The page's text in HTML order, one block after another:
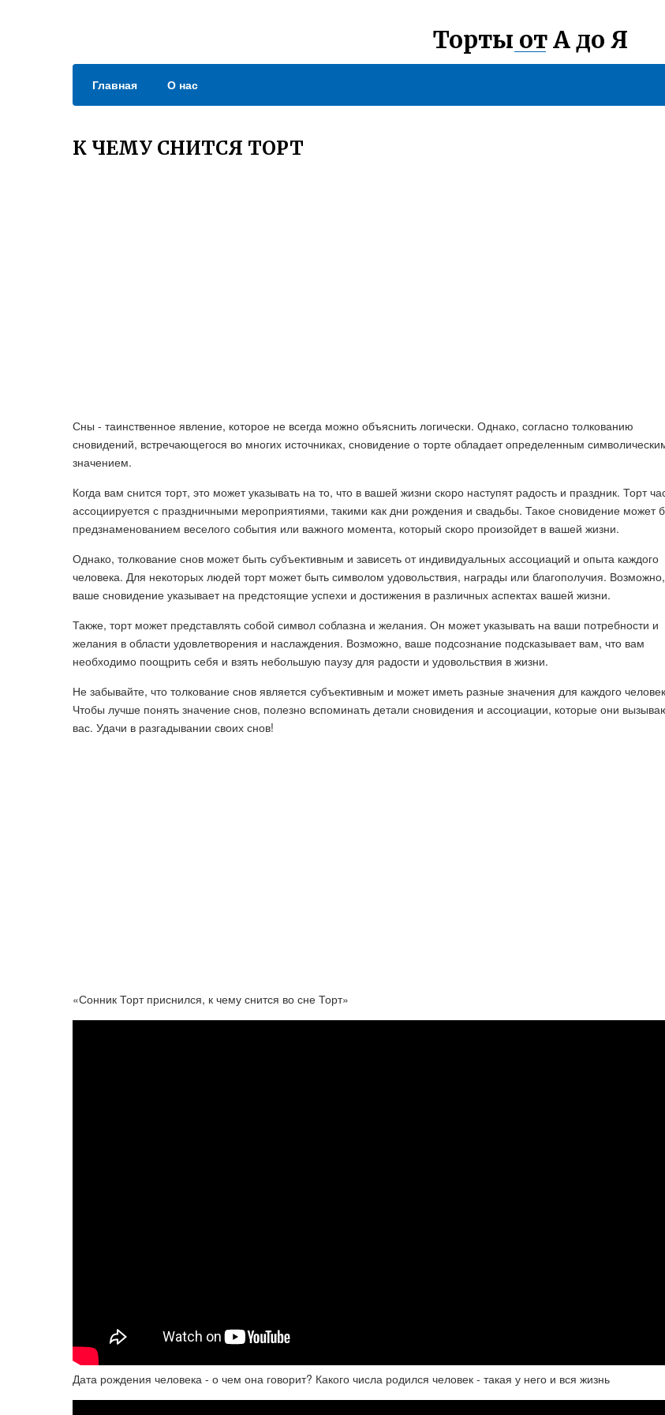
Торты от А до Я
Главная О нас
К ЧЕМУ СНИТСЯ ТОРТ
Сны - таинственное явление, которое не всегда можно объяснить логически. Однако, согласно толкованию
сновидений, встречающегося во многих источниках, сновидение о торте обладает определенным
значением.
Когда вам снится торт, это может указывать на то, что в вашей жизни скоро наступят радость и праздник. Торт
ассоциируется с праздничными мероприятиями, такими как дни рождения и свадьбы. Такое сновидение может
предзнаменованием веселого события или важного момента, который скоро произойдет в вашей жизни.
Однако, толкование снов может быть субъективным и зависеть от индивидуальных ассоциаций и опыта каждого
человека. Для некоторых людей торт может быть символом удовольствия, награды или благополучия. Возможно,
ваше сновидение указывает на предстоящие успехи и достижения в различных аспектах вашей жизни.
Также, торт может представлять собой символ соблазна и желания. Он может указывать на ваши потребности и
желания в области удовлетворения и наслаждения. Возможно, ваше подсознание подсказывает вам, что вам
необходимо поощрить себя и взять небольшую паузу для радости и удовольствия в жизни.
Не забывайте, что толкование снов является субъективным и может иметь разные значения для каждого
Чтобы лучше понять значение снов, полезно вспоминать детали сновидения и ассоциации, которые они
вас. Удачи в разгадывании своих снов!
«Сонник Торт приснился, к чему снится во сне Торт»
Дата рождения человека - о чем она говорит? Какого числа родился человек - такая у него и вся жизнь